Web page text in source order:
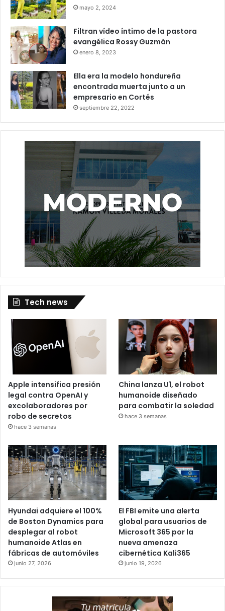
mayo 2, 2024
Filtran vídeo íntimo de la pastora
evangélica Rossy Guzmán
enero 8, 2023
Ella era la modelo hondureña
encontrada muerta junto a un
empresario en Cortés
septiembre 22, 2022
Tech news
Apple intensifica presión
legal contra OpenAI y
excolaboradores por
robo de secretos
hace 3 semanas
China lanza U1, el robot
humanoide diseñado
para combatir la soledad
hace 3 semanas
Hyundai adquiere el 100%
de Boston Dynamics para
desplegar al robot
humanoide Atlas en
fábricas de automóviles
junio 27, 2026
El FBI emite una alerta
global para usuarios de
Microsoft 365 por la
nueva amenaza
cibernética Kali365
junio 19, 2026